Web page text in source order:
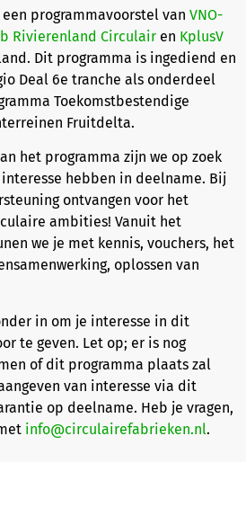
programmavoorstel van VNO-
Rivierenland Circulair en KplusV
Dit programma is ingediend en
Deal 6e tranche als onderdeel
Toekomstbestendige
Fruitdelta.
het programma zijn we op zoek
hebben in deelname. Bij
ontvangen voor het
ambities! Vanuit het
we je met kennis, vouchers, het
oplossen van
in om je interesse in dit
te geven. Let op; er is nog
of dit programma plaats zal
van interesse via dit
op deelname. Heb je vragen,
info@circulairefabrieken.nl.